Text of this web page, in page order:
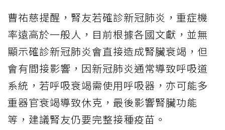
曹祐慈提醒，腎友若確診新冠肺炎，重症機
率遠高於一般人，目前根據各國文獻，並無
顯示確診新冠肺炎會直接造成腎臟衰竭，但
會有間接影響，因新冠肺炎通常導致呼吸道
系統，若呼吸衰竭需使用呼吸器，亦可能多
重器官衰竭導致休克，最後影響腎臟功能
等，建議腎友仍要完整接種疫苗。